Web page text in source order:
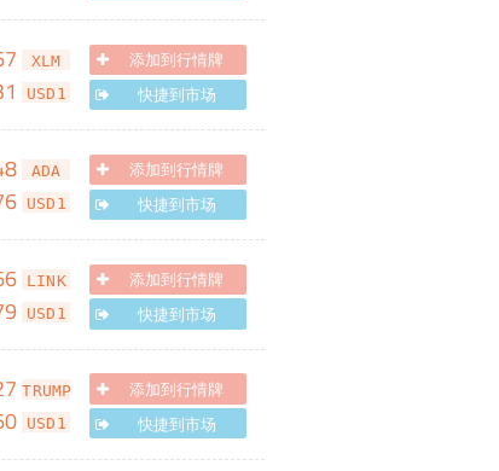
XLM
USD1
添加到行情牌
快捷到市场
ADA
USD1
添加到行情牌
快捷到市场
LINK
USD1
添加到行情牌
快捷到市场
TRUMP
USD1
添加到行情牌
快捷到市场